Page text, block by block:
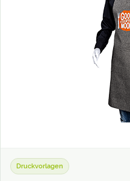
Druckvorlagen